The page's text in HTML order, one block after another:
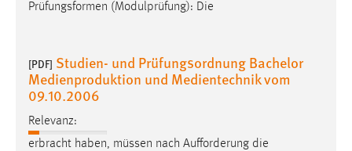
Prüfungsformen (Modulprüfung): Die
[PDF] Studien- und Prüfungsordnung Bachelor
Medienproduktion und Medientechnik vom
09.10.2006
Relevanz:
erbracht haben, müssen nach Aufforderung die